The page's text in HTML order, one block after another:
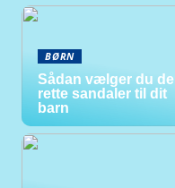
BØRN
Sådan vælger du de
rette sandaler til dit
barn